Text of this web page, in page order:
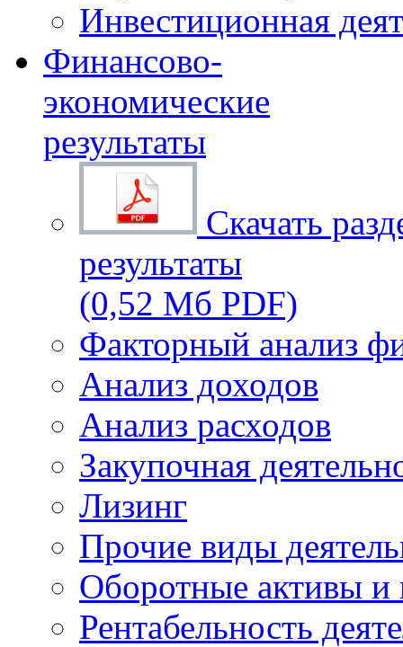
Инвестиционная
Финансово-
экономические
результаты
Скачать
результаты
(0,52 Мб PDF)
Факторный анализ
Анализ доходов
Анализ расходов
Закупочная
Лизинг
Прочие виды
Оборотные активы и
Рентабельность